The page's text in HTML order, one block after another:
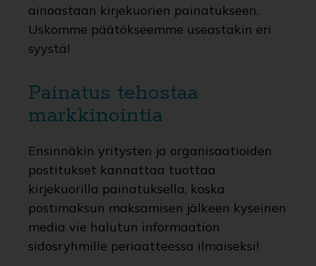
ainoastaan kirjekuorien painatukseen.
Uskomme päätökseemme useastakin eri
syystä!
Painatus tehostaa
markkinointia
Ensinnäkin yritysten ja organisaatioiden
postitukset kannattaa tuottaa
kirjekuorilla painatuksella, koska
postimaksun maksamisen jälkeen kyseinen
media vie halutun informaation
sidosryhmille periaatteessa ilmaiseksi!